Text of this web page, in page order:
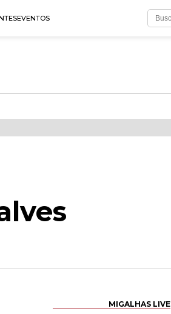
EVENTOS
MIGALHAS LIVE